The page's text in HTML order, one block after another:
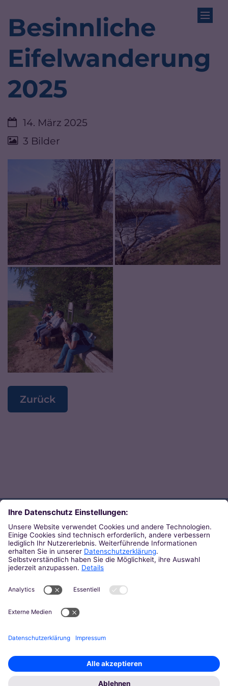
Zum Inhalt springen
Besinnliche
Eifelwanderung
2025
Datum:
14. März 2025
3 Bilder
Zurück
Direkt zum Thema
Zu den Orten von Kirche
Zu den Pastoralen Räumen
Weiterführende Links
Zum Newsletter des Bistums
Zur KirchenZeitung